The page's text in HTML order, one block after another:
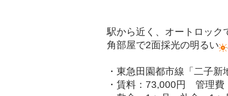
駅から近く、オートロック
角部屋で2面採光の明るい
・東急田園都市線「二子
・賃料：73,000円 管理費